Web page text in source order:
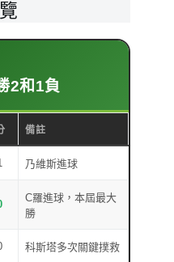
2和1負
備註
乃維斯進球
C羅進球，本屆最大
勝
科斯塔多次關鍵撲救